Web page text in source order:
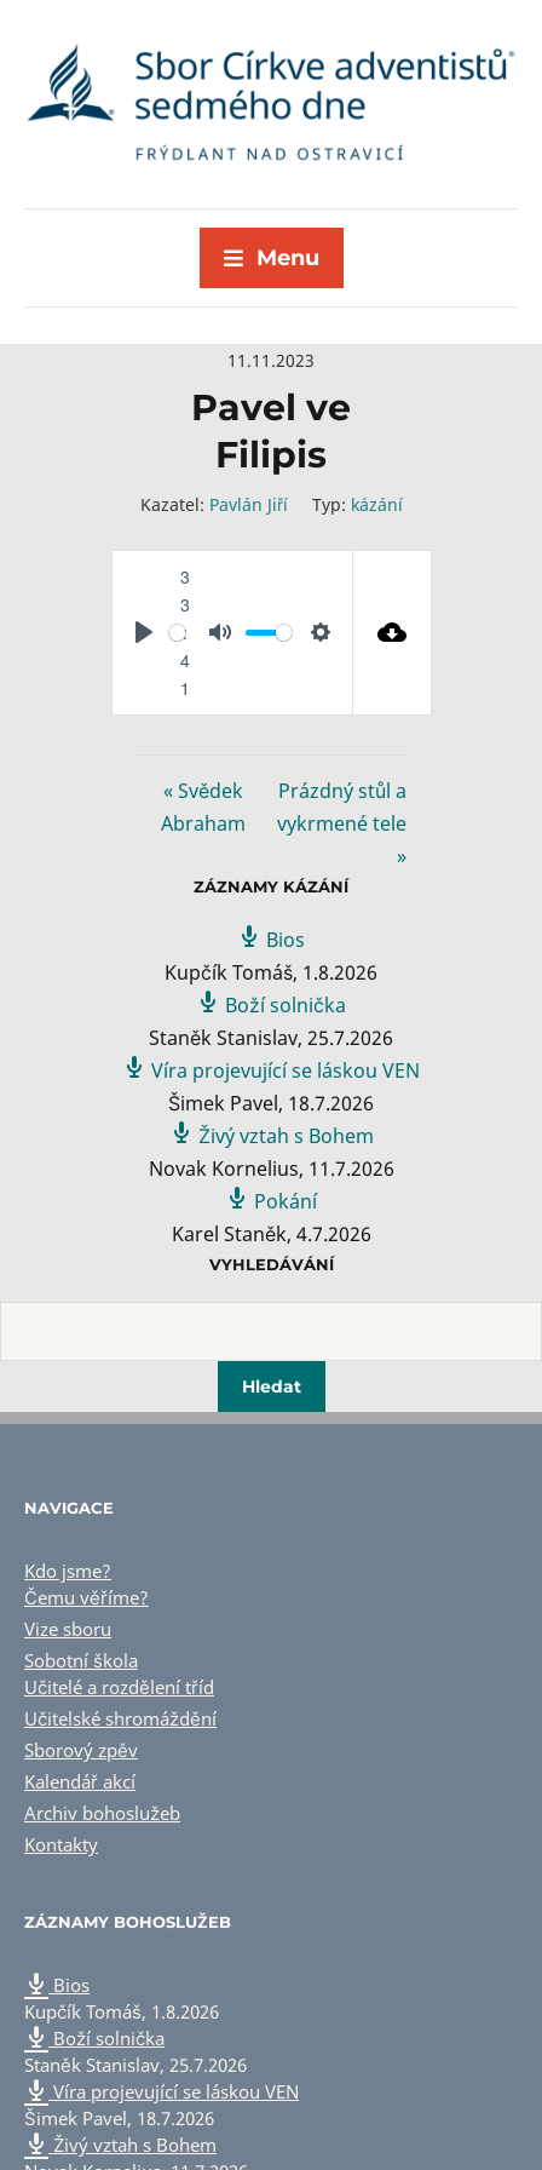
Menu
11.11.2023
Pavel ve
Filipis
Kazatel: Pavlán Jiří Typ: kázání
P
3
3
:
4
1
M
S
n
g
« Svědek
Abraham
Prázdný stůl a
vykrmené tele
»
ZÁZNAMY KÁZÁNÍ
Bios
Kupčík Tomáš, 1.8.2026
Boží solnička
Staněk Stanislav, 25.7.2026
Víra projevující se láskou VEN
Šimek Pavel, 18.7.2026
Živý vztah s Bohem
Novak Kornelius, 11.7.2026
Pokání
Karel Staněk, 4.7.2026
VYHLEDÁVÁNÍ
NAVIGACE
Kdo jsme?
Čemu věříme?
Vize sboru
Sobotní škola
Učitelé a rozdělení tříd
Učitelské shromáždění
Sborový zpěv
Kalendář akcí
Archiv bohoslužeb
Kontakty
ZÁZNAMY BOHOSLUŽEB
Bios
Kupčík Tomáš, 1.8.2026
Boží solnička
Staněk Stanislav, 25.7.2026
Víra projevující se láskou VEN
Šimek Pavel, 18.7.2026
Živý vztah s Bohem